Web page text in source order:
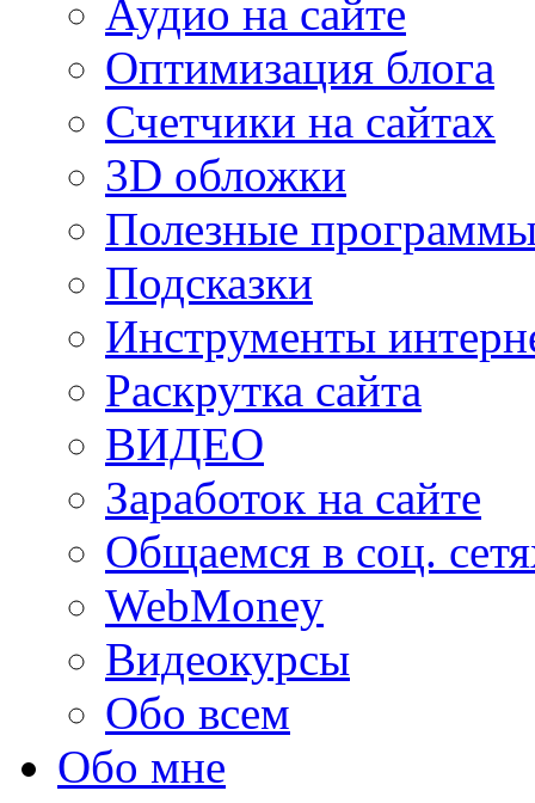
Аудио на сайте
Оптимизация блога
Счетчики на сайтах
3D обложки
Полезные
Подсказки
Инструменты
Раскрутка сайта
ВИДЕО
Заработок на сайте
Общаемся в соц.
WebMoney
Видеокурсы
Обо всем
Обо мне